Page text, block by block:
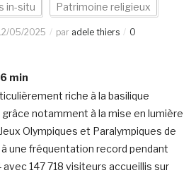
in-situ Patrimoine religieux
05/2025 par adele thiers
0
6 min
riche à la basilique
notamment à la mise en lumière
Olympiques et Paralympiques de
une fréquentation record pendant
avec 147 718 visiteurs accueillis sur